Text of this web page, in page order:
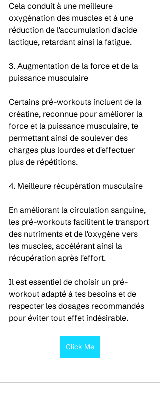
Cela conduit à une meilleure
oxygénation des muscles et à une
réduction de l'accumulation d'acide
lactique, retardant ainsi la fatigue.
3. Augmentation de la force et de la
puissance musculaire
Certains pré-workouts incluent de la
créatine, reconnue pour améliorer la
force et la puissance musculaire, te
permettant ainsi de soulever des
charges plus lourdes et d'effectuer
plus de répétitions.
4. Meilleure récupération musculaire
En améliorant la circulation sanguine,
les pré-workouts facilitent le transport
des nutriments et de l'oxygène vers
les muscles, accélérant ainsi la
récupération après l'effort.
Il est essentiel de choisir un pré-
workout adapté à tes besoins et de
respecter les dosages recommandés
pour éviter tout effet indésirable.
Click Me